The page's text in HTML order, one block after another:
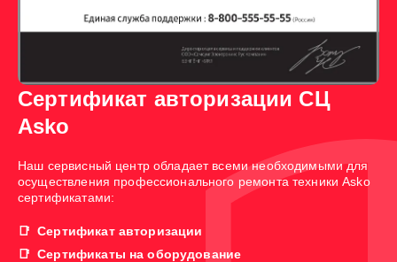
Сертификат авторизации СЦ
Asko
Наш сервисный центр обладает всеми необходимыми для
осуществления профессионального ремонта техники Asko
сертификатами:
Сертификат авторизации
Сертификаты на оборудование